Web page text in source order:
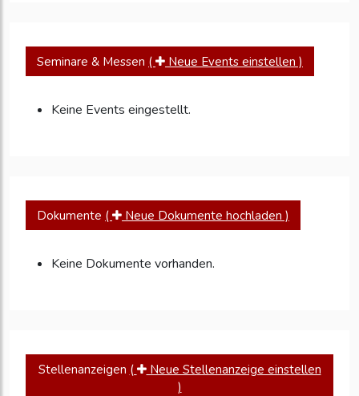
Seminare & Messen ( Neue Events einstellen )
Keine Events eingestellt.
Dokumente ( Neue Dokumente hochladen )
Keine Dokumente vorhanden.
Stellenanzeigen (
Neue Stellenanzeige einstellen
)